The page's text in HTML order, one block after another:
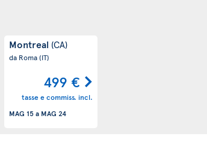
Montreal (CA)
da Roma(IT)
499 €
tasse e commiss. incl.
MAG 15a MAG 24